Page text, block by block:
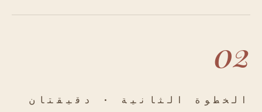
02
الخطوة الثانية · دقيقتان